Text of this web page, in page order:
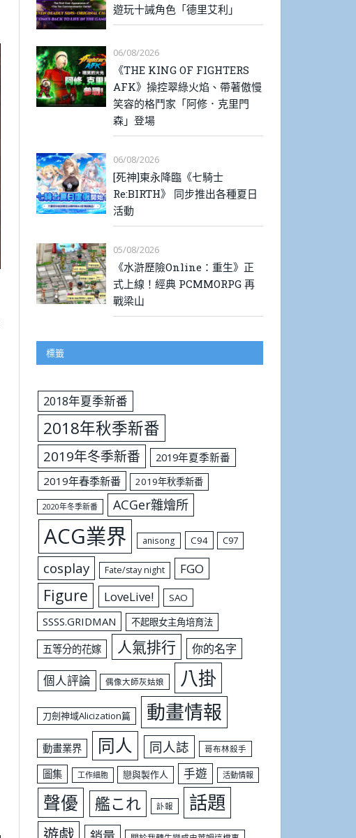
遊玩十誡角色「德里艾利」
06/08/2026
《THE KING OF FIGHTERS
AFK》操控翠綠火焰、帶著傲慢
笑容的格鬥家「阿修．克里門
森」登場
06/08/2026
[死神]東永降臨《七騎士
Re:BIRTH》 同步推出各種夏日
活動
05/08/2026
《水滸歷險Online：重生》正
式上線！經典 PCMMORPG 再
戰梁山
標籤
2018年夏季新番
2018年秋季新番
2019年冬季新番
2019年夏季新番
2019年春季新番
2019年秋季新番
2020年冬季新番 ACGer雜燴所
ACG業界 anisong C94 C97
cosplay Fate/stay night FGO
Figure LoveLive! SAO
SSSS.GRIDMAN 不起眼女主角培育法
五等分的花嫁 人氣排行 你的名字
個人評論 偶像大師灰姑娘 八掛
刀劍神域Alicization篇 動畫情報
動畫業界 同人 同人誌 哥布林殺手
圖集 工作細胞 戀與製作人 手遊 活動情報
聲優 艦これ 訃報 話題